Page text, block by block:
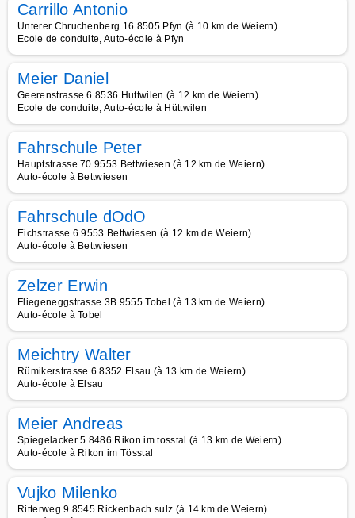
Carrillo Antonio
Unterer Chruchenberg 16 8505 Pfyn (à 10 km de Weiern)
Ecole de conduite, Auto-école à Pfyn
Meier Daniel
Geerenstrasse 6 8536 Huttwilen (à 12 km de Weiern)
Ecole de conduite, Auto-école à Hüttwilen
Fahrschule Peter
Hauptstrasse 70 9553 Bettwiesen (à 12 km de Weiern)
Auto-école à Bettwiesen
Fahrschule dOdO
Eichstrasse 6 9553 Bettwiesen (à 12 km de Weiern)
Auto-école à Bettwiesen
Zelzer Erwin
Fliegeneggstrasse 3B 9555 Tobel (à 13 km de Weiern)
Auto-école à Tobel
Meichtry Walter
Rümikerstrasse 6 8352 Elsau (à 13 km de Weiern)
Auto-école à Elsau
Meier Andreas
Spiegelacker 5 8486 Rikon im tosstal (à 13 km de Weiern)
Auto-école à Rikon im Tösstal
Vujko Milenko
Ritterweg 9 8545 Rickenbach sulz (à 14 km de Weiern)